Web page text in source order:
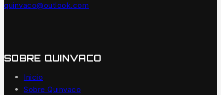
quinvaco@outlook.com
SOBRE QUINVACO
Inicio
Sobre Quinvaco